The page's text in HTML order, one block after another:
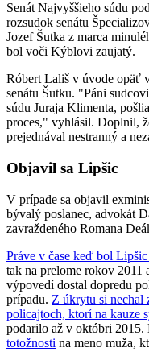
Senát Najvyššieho súdu
rozsudok senátu
Jozef Šutka z marca
bol voči Kýblovi zaujatý.
Róbert Lališ v úvode opäť
senátu Šutku. "Páni
súdu Juraja Klimenta,
proces," vyhlásil. Doplnil,
prejednával nestranný a
Objavil sa Lipšic
V prípade sa objavil
bývalý poslanec, advokát
zavraždeného Romana
Práve v čase keď bol
tak na prelome rokov 2011
výpovedí dostal dopredu
prípadu. Z úkrytu si
policajtoch, ktorí na kauze
podarilo až v októbri 2015.
totožnosti na meno muža,